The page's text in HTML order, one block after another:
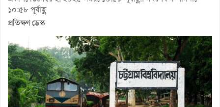
১০:৫৮ পূর্বাহ্ণ
প্রতিক্ষণ ডেস্ক